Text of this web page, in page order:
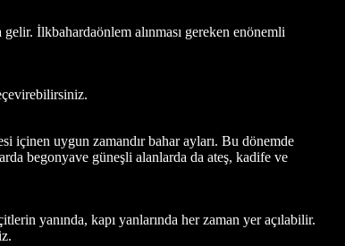
İlkbahardaönlem alınması gereken enönemli
içinen uygun zamandır bahar ayları. Bu dönemde
begonyave güneşli alanlarda da ateş, kadife ve
yanında, kapı yanlarında her zaman yer açılabilir.